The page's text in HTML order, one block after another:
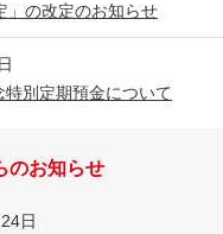
」の改定のお知らせ
別定期預金について
のお知らせ
日